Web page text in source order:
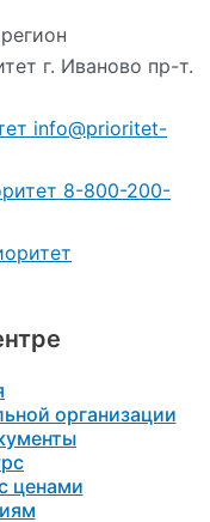
г. Иваново пр-т.
info@prioritet-
8-800-200-
организации
ценами